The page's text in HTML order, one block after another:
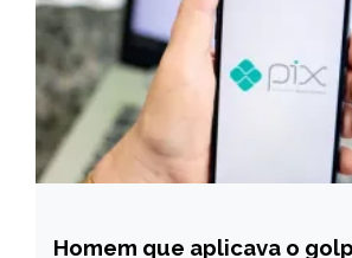
CAPELINHA
Homem que aplicava o